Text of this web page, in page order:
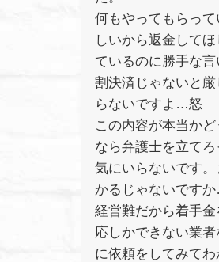
何もやってもらっ
しいから返金して
ているのに勝手な
割決済じゃないと
らないですよ…怒
この内容が本当か
なら弁護士を立て
気にいらないです
かるじゃないです
経営難だから着手
応しかできない業
に依頼をしてみてわ